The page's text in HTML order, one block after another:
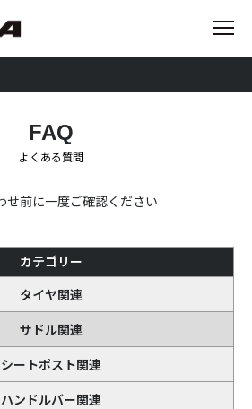
FAQ
よくある質問
せ前に一度ご確認ください
カテゴリー
タイヤ関連
サドル関連
シートポスト関連
ハンドルバー関連